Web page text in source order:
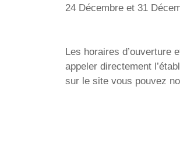
24 Décembre et 31
Les horaires
appeler directement
sur le site vous pouvez